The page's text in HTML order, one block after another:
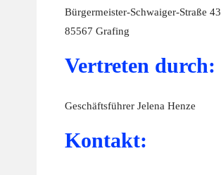
Bürgermeister-Schwaiger-Straße 43
85567 Grafing
Vertreten durch:
Geschäftsführer Jelena Henze
Kontakt: